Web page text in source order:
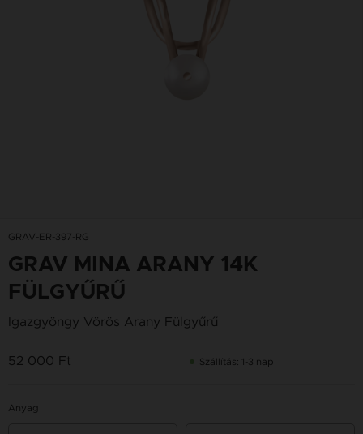
GRAV-ER-397-RG
GRAV MINA ARANY 14K
FÜLGYŰRŰ
Igazgyöngy Vörös Arany Fülgyűrű
52 000 Ft Szállítás: 1-3 nap
Anyag